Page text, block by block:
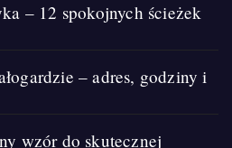
– 12 spokojnych ścieżek
– adres, godziny i
wzór do skutecznej